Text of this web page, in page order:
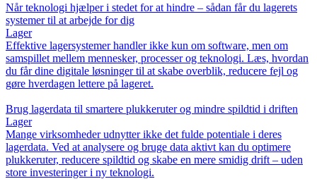
Når teknologi hjælper i stedet for at hindre – sådan får du lagerets
systemer til at arbejde for dig
Lager
Effektive lagersystemer handler ikke kun om software, men om
samspillet mellem mennesker, processer og teknologi. Læs, hvordan
du får dine digitale løsninger til at skabe overblik, reducere fejl og
gøre hverdagen lettere på lageret.
Brug lagerdata til smartere plukkeruter og mindre spildtid i driften
Lager
Mange virksomheder udnytter ikke det fulde potentiale i deres
lagerdata. Ved at analysere og bruge data aktivt kan du optimere
plukkeruter, reducere spildtid og skabe en mere smidig drift – uden
store investeringer i ny teknologi.